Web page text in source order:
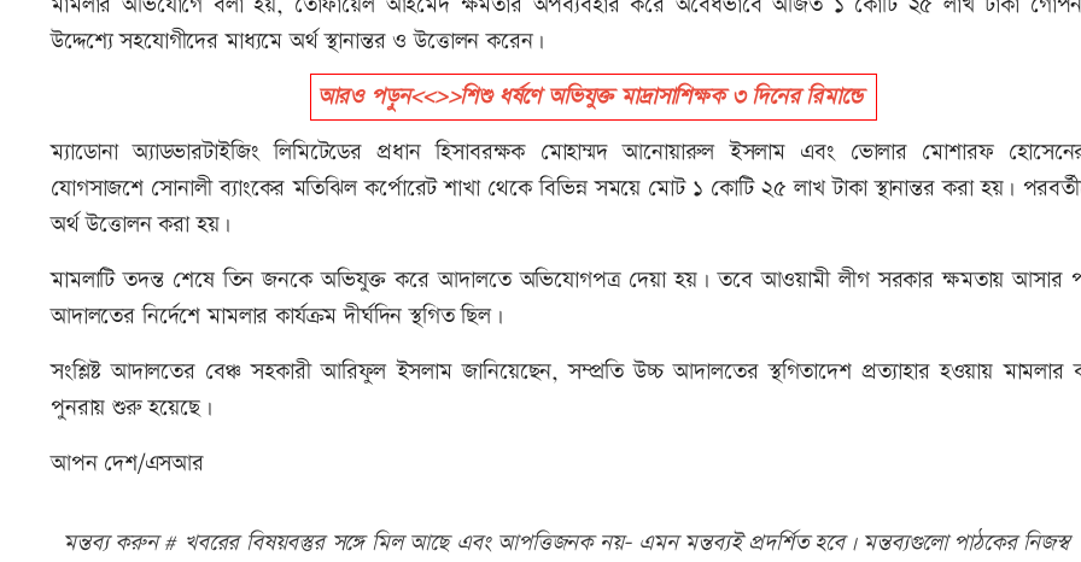
উদ্দেশ্যে সহযোগীদের মাধ্যমে অর্থ স্থানান্তর ও উত্তোলন করেন।
আরও পড়ুন<<>>শিশু ধর্ষণে অভিযুক্ত মাদ্রাসাশিক্ষক ৩ দিনের রিমান্ডে
ম্যাডোনা অ্যাডভারটাইজিং লিমিটেডের প্রধান হিসাবরক্ষক মোহাম্মদ আনোয়ারুল ইসলাম এবং ভোলার মোশারফ
যোগসাজশে সোনালী ব্যাংকের মতিঝিল কর্পোরেট শাখা থেকে বিভিন্ন সময়ে মোট ১ কোটি ২৫ লাখ টাকা স্থানান্তর করা হয়।
অর্থ উত্তোলন করা হয়।
মামলাটি তদন্ত শেষে তিন জনকে অভিযুক্ত করে আদালতে অভিযোগপত্র দেয়া হয়। তবে আওয়ামী লীগ সরকার ক্ষমতায় আসার
আদালতের নির্দেশে মামলার কার্যক্রম দীর্ঘদিন স্থগিত ছিল।
সংশ্লিষ্ট আদালতের বেঞ্চ সহকারী আরিফুল ইসলাম জানিয়েছেন, সম্প্রতি উচ্চ আদালতের স্থগিতাদেশ প্রত্যাহার হওয়ায় মামলার
পুনরায় শুরু হয়েছে।
আপন দেশ/এসআর
মন্তব্য করুন # খবরের বিষয়বস্তুর সঙ্গে মিল আছে এবং আপত্তিজনক নয়- এমন মন্তব্যই প্রদর্শিত হবে। মন্তব্যগুলো পাঠকের নিজস্ব